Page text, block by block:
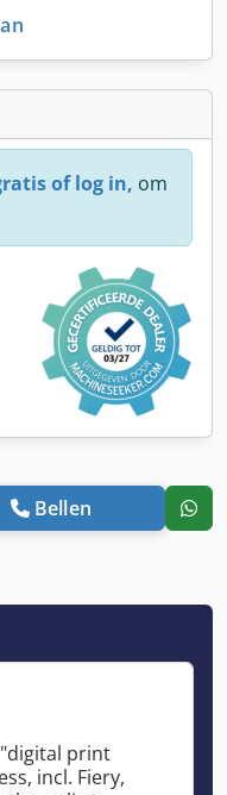
of log in, om
Bellen